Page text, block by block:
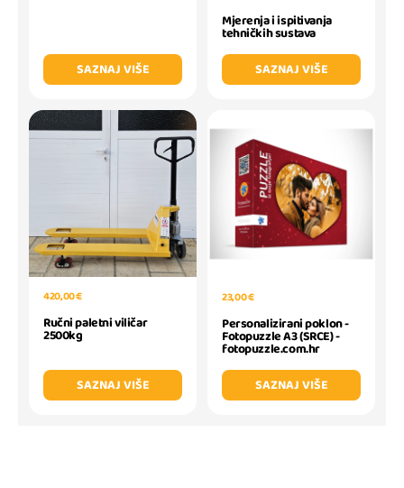
SAZNAJ VIŠE
Mjerenja i ispitivanja
tehničkih sustava
SAZNAJ VIŠE
420,00 €
Ručni paletni viličar
2500kg
SAZNAJ VIŠE
23,00 €
Personalizirani poklon -
Fotopuzzle A3 (SRCE) -
fotopuzzle.com.hr
SAZNAJ VIŠE